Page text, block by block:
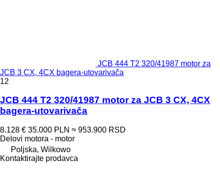
JCB 444 T2 320/41987 motor za
JCB 3 CX, 4CX bagerа-utovarivačа
12
JCB 444 T2 320/41987 motor za JCB 3 CX, 4CX
bagera-utovarivača
8.128 € 35.000 PLN ≈ 953.900 RSD
Delovi motora - motor
Poljska, Wilkowo
Kontaktirajte prodavca